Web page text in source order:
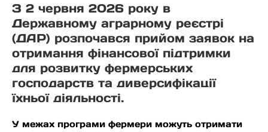
З 2 червня 2026 року в
Державному аграрному реєстрі
(ДАР) розпочався прийом заявок на
отримання фінансової підтримки
для розвитку фермерських
господарств та диверсифікації
їхньої діяльності.
У межах програми фермери можуть отримати